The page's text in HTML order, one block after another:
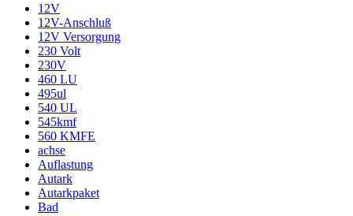
12V
12V-Anschluß
12V Versorgung
230 Volt
230V
460 LU
495ul
540 UL
545kmf
560 KMFE
achse
Auflastung
Autark
Autarkpaket
Bad